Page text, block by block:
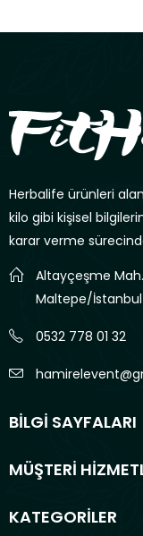
Herbalife ürünleri
kilo gibi kişisel
karar verme
Altayçeşme
Maltepe/İstanbul
0532 778 01 32
BİLGİ SAYFALARI
MÜŞTERİ
KATEGORİLER